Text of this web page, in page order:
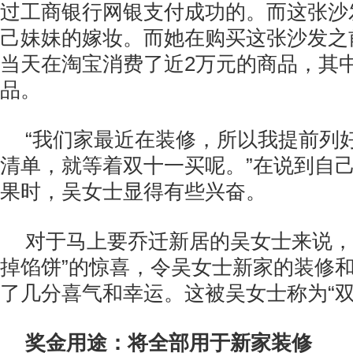
过工商银行网银支付成功的。而这张
己妹妹的嫁妆。而她在购买这张沙发
当天在淘宝消费了近2万元的商品，其
品。
“我们家最近在装修，所以我提前列
清单，就等着双十一买呢。”在说到自
果时，吴女士显得有些兴奋。
对于马上要乔迁新居的吴女士来说
掉馅饼”的惊喜，令吴女士新家的装修
了几分喜气和幸运。这被吴女士称为“
奖金用途：将全部用于新家装修